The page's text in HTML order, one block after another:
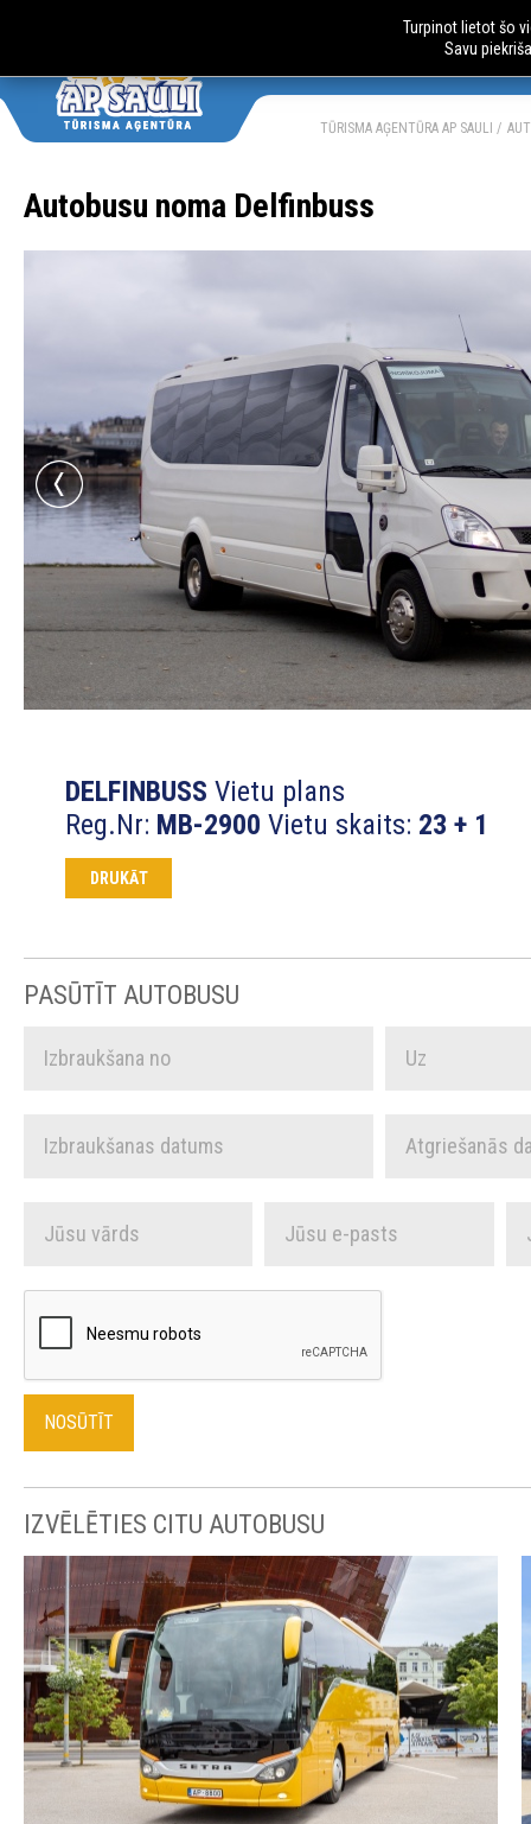
AUTOBUSU
TŪRISMA AĢENTŪRA AP SAULI
Autobusu noma Delfinbuss
DELFINBUSS Vietu plans
Reg.Nr: MB-2900 Vietu skaits: 23 + 1
DRUKĀT
PASŪTĪT AUTOBUSU
IZVĒLĒTIES CITU AUTOBUSU
Turpinot lietot šo
Savu